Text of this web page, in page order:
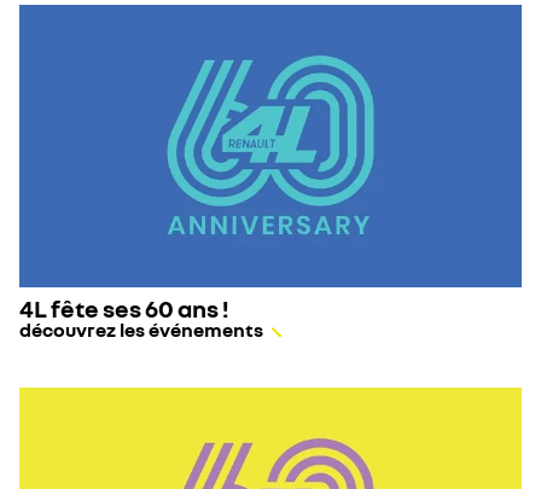
4L fête ses 60 ans !
découvrez les événements